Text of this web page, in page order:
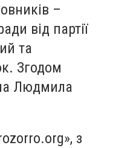
–
від партії
та
. Згодом
Людмила
», з